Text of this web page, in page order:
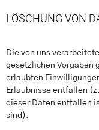
LÖSCHUNG VON
Die von uns
gesetzlichen Vorgaben
erlaubten
Erlaubnisse entfallen
dieser Daten entfallen
sind).